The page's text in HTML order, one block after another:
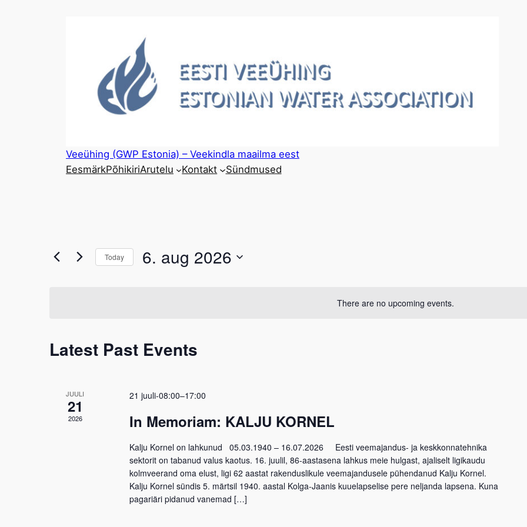
Veeühing (GWP Estonia) – Veekindla maailma eest
EesmärkPõhikiriArutelu Kontakt Sündmused
There are no upcoming events.
Today 6. aug 2026
Latest Past Events
JUULI
21
2026
21 juuli-08:00–17:00
In Memoriam: KALJU KORNEL
Kalju Kornel on lahkunud 05.03.1940 – 16.07.2026 Eesti veemajandus- ja keskkonnatehnika
sektorit on tabanud valus kaotus. 16. juulil, 86-aastasena lahkus meie hulgast, ajaliselt ligikaudu
kolmveerand oma elust, ligi 62 aastat rakenduslikule veemajandusele pühendanud Kalju Kornel.
Kalju Kornel sündis 5. märtsil 1940. aastal Kolga-Jaanis kuuelapselise pere neljanda lapsena. Kuna
pagariäri pidanud vanemad […]